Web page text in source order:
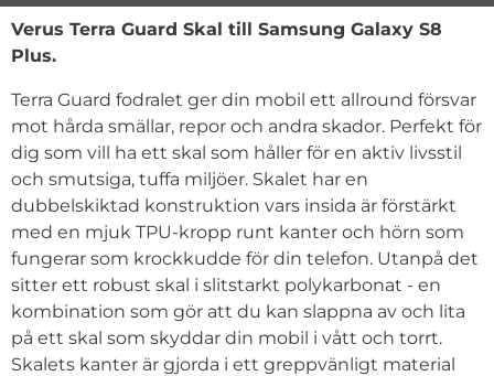
Produktbeskrivning
Verus Terra Guard Skal till Samsung Galaxy S8
Plus.
Terra Guard fodralet ger din mobil ett allround försvar
mot hårda smällar, repor och andra skador. Perfekt för
dig som vill ha ett skal som håller för en aktiv livsstil
och smutsiga, tuffa miljöer. Skalet har en
dubbelskiktad konstruktion vars insida är förstärkt
med en mjuk TPU-kropp runt kanter och hörn som
fungerar som krockkudde för din telefon. Utanpå det
sitter ett robust skal i slitstarkt polykarbonat - en
kombination som gör att du kan slappna av och lita
på ett skal som skyddar din mobil i vått och torrt.
Skalets kanter är gjorda i ett greppvänligt material